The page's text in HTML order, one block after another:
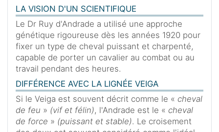
LA VISION D'UN SCIENTIFIQUE
Le Dr Ruy d'Andrade a utilisé une approche
génétique rigoureuse dès les années 1920 pour
fixer un type de cheval puissant et charpenté,
capable de porter un cavalier au combat ou au
travail pendant des heures.
DIFFÉRENCE AVEC LA LIGNÉE VEIGA
Si le Veiga est souvent décrit comme le « cheval
de feu » (vif et félin), l'Andrade est le « cheval
de force » (puissant et stable). Le croisement